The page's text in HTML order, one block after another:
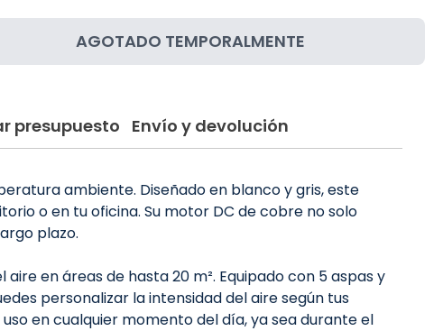
AGOTADO TEMPORALMENTE
presupuesto Envío y devolución
ambiente. Diseñado en blanco y gris, este
o en tu oficina. Su motor DC de cobre no solo
plazo.
en áreas de hasta 20 m². Equipado con 5 aspas y
personalizar la intensidad del aire según tus
en cualquier momento del día, ya sea durante el